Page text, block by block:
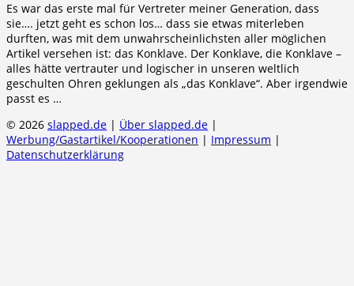
Es war das erste mal für Vertreter meiner Generation, dass
sie…. jetzt geht es schon los… dass sie etwas miterleben
durften, was mit dem unwahrscheinlichsten aller möglichen
Artikel versehen ist: das Konklave. Der Konklave, die Konklave –
alles hätte vertrauter und logischer in unseren weltlich
geschulten Ohren geklungen als „das Konklave“. Aber irgendwie
passt es …
© 2026 slapped.de | Über slapped.de |
Werbung/Gastartikel/Kooperationen | Impressum |
Datenschutzerklärung